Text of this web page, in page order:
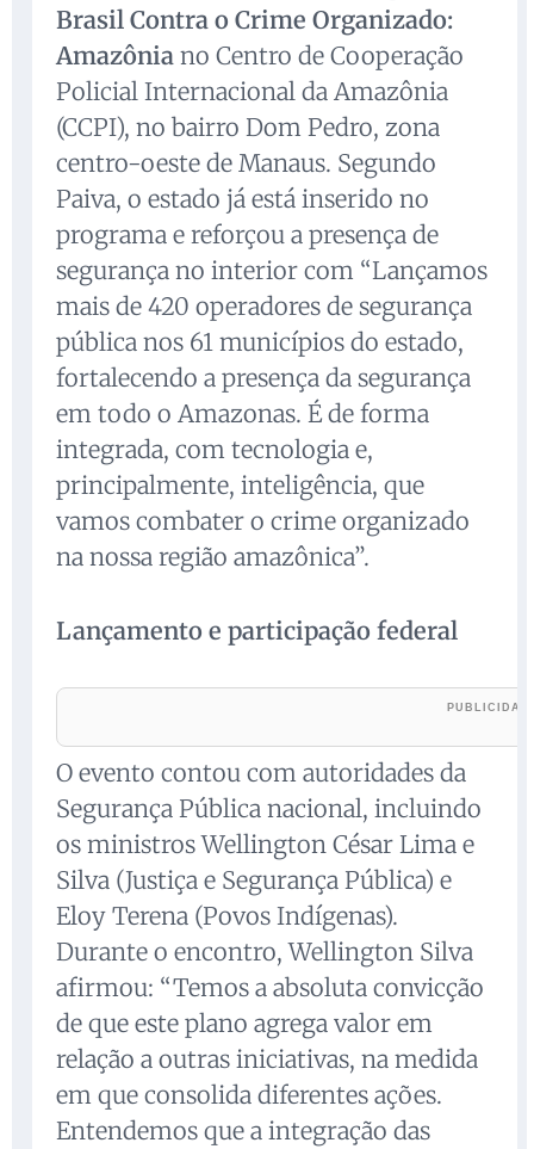
Brasil Contra o Crime Organizado:
Amazônia no Centro de Cooperação
Policial Internacional da Amazônia
(CCPI), no bairro Dom Pedro, zona
centro-oeste de Manaus. Segundo
Paiva, o estado já está inserido no
programa e reforçou a presença de
segurança no interior com “Lançamos
mais de 420 operadores de segurança
pública nos 61 municípios do estado,
fortalecendo a presença da segurança
em todo o Amazonas. É de forma
integrada, com tecnologia e,
principalmente, inteligência, que
vamos combater o crime organizado
na nossa região amazônica”.
Lançamento e participação federal
O evento contou com autoridades da
Segurança Pública nacional, incluindo
os ministros Wellington César Lima e
Silva (Justiça e Segurança Pública) e
Eloy Terena (Povos Indígenas).
Durante o encontro, Wellington Silva
afirmou: “Temos a absoluta convicção
de que este plano agrega valor em
relação a outras iniciativas, na medida
em que consolida diferentes ações.
Entendemos que a integração das